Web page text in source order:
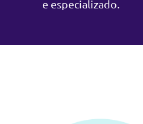
e especializado.